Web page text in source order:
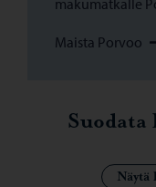
Maista Porvoo
Suodata
Näytä